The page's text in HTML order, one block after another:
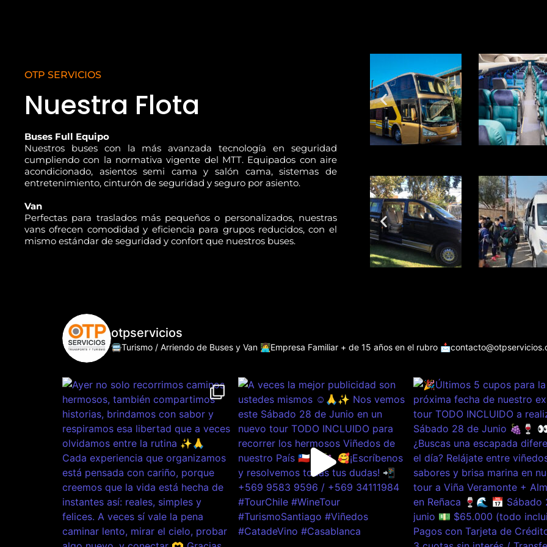
OTP SERVICIOS
Nuestra Flota
Buses Full Equipo
Nuestros buses con la más avanzada tecnología en seguridad
cumpliendo con la normativa vigente del MTT. Equipados con aire
acondicionado, asientos semi cama y salón cama, sistemas de
entretenimiento, cinturón de seguridad y seguro por asiento.
Van
Perfectas para traslados más pequeños o personalizados, nuestras
vans ofrecen comodidad y eficiencia para grupos reducidos, con el
mismo estándar de seguridad y confort que nuestros buses.
otpservicios
🚍Turismo / Arriendo de Buses y Van 👩‍💻Empresa Familiar + de 15 años en el rubro